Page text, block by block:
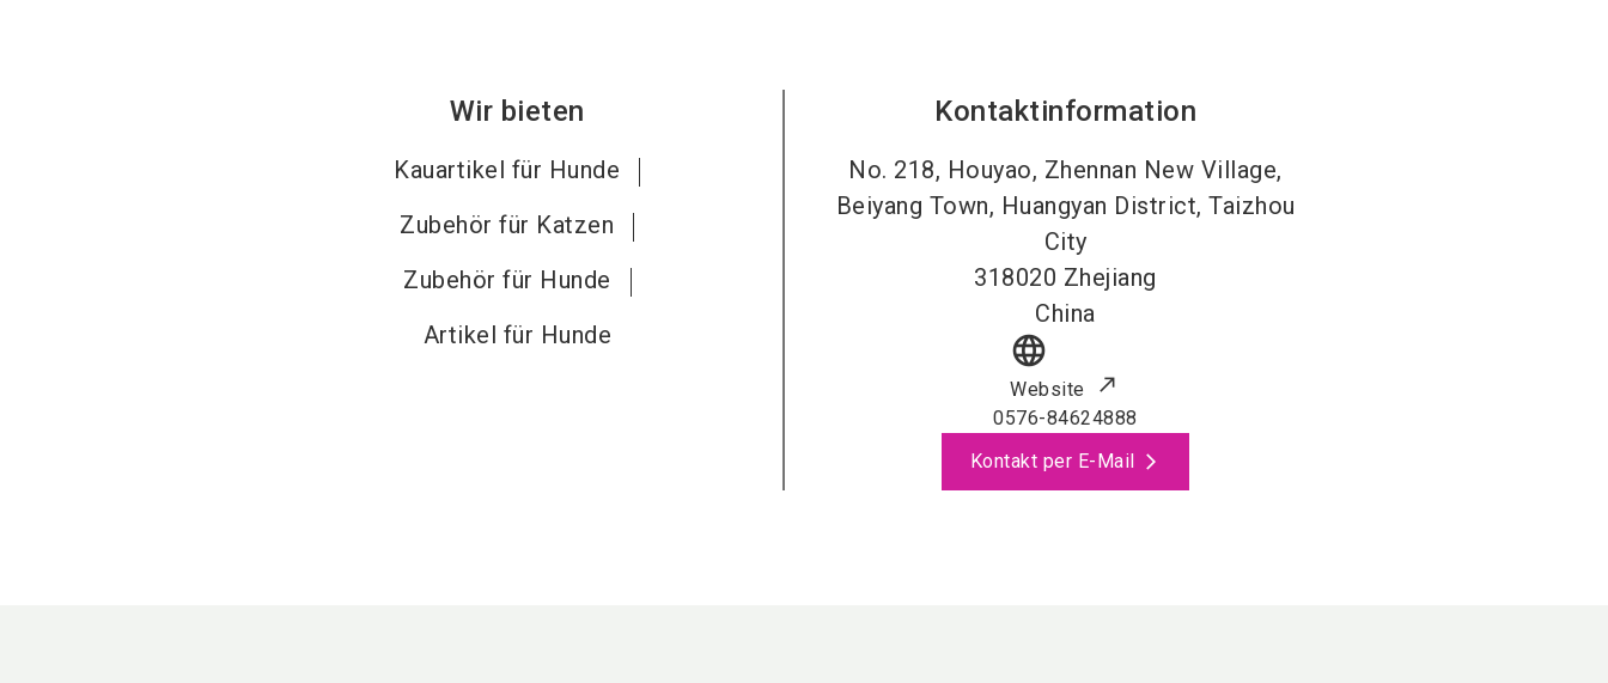
Wir bieten
Kauartikel für Hunde
Zubehör für Katzen
Zubehör für Hunde
Artikel für Hunde
Kontaktinformation
No. 218, Houyao, Zhennan New Village,
Beiyang Town, Huangyan District, Taizhou
City
318020 Zhejiang
China
language
Website
0576-84624888
Kontakt per E-Mail